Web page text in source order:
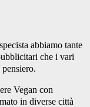
abbiamo tante
che i vari
Vegan con
in diverse città